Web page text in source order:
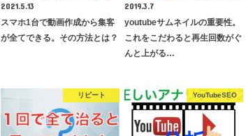
2021.5.13
スマホ1台で動画作成から集客
が全てできる。その方法とは？
2019.3.7
youtubeサムネイルの重要性。
これをこだわると再生回数がぐ
んと上がる…
リピート YouTubeSEO